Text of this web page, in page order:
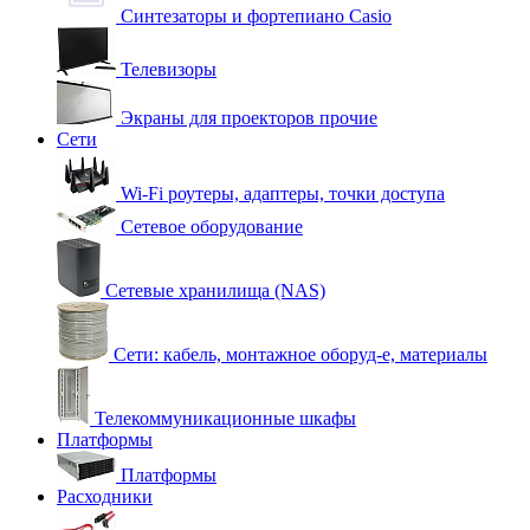
Синтезаторы и фортепиано Casio
Телевизоры
Экраны для проекторов прочие
Сети
Wi-Fi роутеры, адаптеры, точки доступа
Сетевое оборудование
Сетевые хранилища (NAS)
Сети: кабель, монтажное оборуд-е, материалы
Телекоммуникационные шкафы
Платформы
Платформы
Расходники